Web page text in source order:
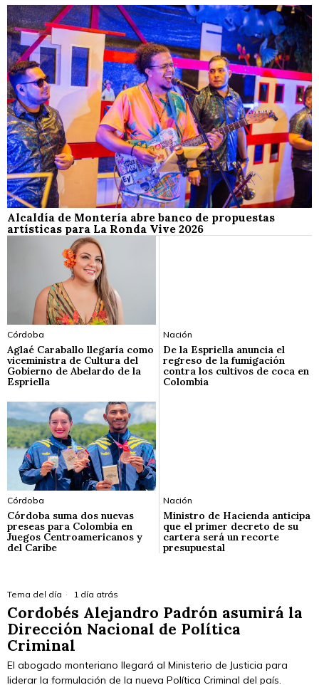
Alcaldía de Montería abre banco de propuestas
artísticas para La Ronda Vive 2026
Córdoba
Aglaé Caraballo llegaría como
viceministra de Cultura del
Gobierno de Abelardo de la
Espriella
Nación
De la Espriella anuncia el
regreso de la fumigación
contra los cultivos de coca en
Colombia
Córdoba
Córdoba suma dos nuevas
preseas para Colombia en
Juegos Centroamericanos y
del Caribe
Nación
Ministro de Hacienda anticipa
que el primer decreto de su
cartera será un recorte
presupuestal
Tema del día 1 día atrás
Cordobés Alejandro Padrón asumirá la
Dirección Nacional de Política
Criminal
El abogado monteriano llegará al Ministerio de Justicia para
liderar la formulación de la nueva Política Criminal del país.